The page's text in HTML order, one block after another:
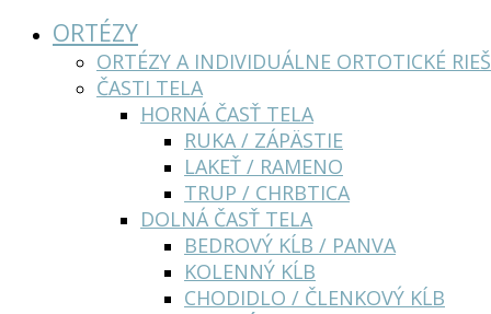
ORTÉZY
ORTÉZY A INDIVIDUÁLNE ORTOTICKÉ
ČASTI TELA
HORNÁ ČASŤ TELA
RUKA / ZÁPÄSTIE
LAKEŤ / RAMENO
TRUP / CHRBTICA
DOLNÁ ČASŤ TELA
BEDROVÝ KĹB / PANVA
KOLENNÝ KĹB
CHODIDLO / ČLENKOVÝ KĹB